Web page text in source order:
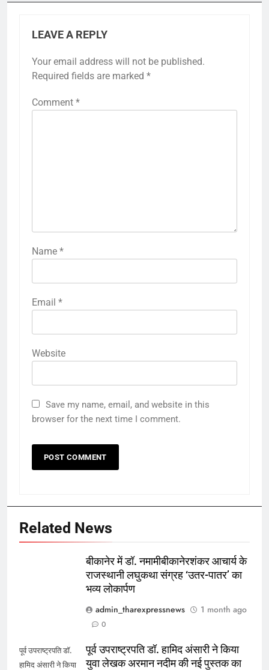
LEAVE A REPLY
Your email address will not be published.
Required fields are marked *
Comment *
Name *
Email *
Website
Save my name, email, and website in this
browser for the next time I comment.
Related News
बीकानेर में डॉ. नमामीबीकानेरशंकर आचार्य के
राजस्थानी लघुकथा संग्रह ‘उतर-पातर’ का
भव्य लोकार्पण
admin_tharexpressnews
1 month ago
0
पूर्व उपराष्ट्रपति डॉ.
हामिद अंसारी ने किया
पूर्व उपराष्ट्रपति डॉ. हामिद अंसारी ने किया
युवा लेखक अरमान नदीम की नई पुस्तक का